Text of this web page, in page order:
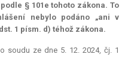
§ 101e tohoto zákona. To
nebylo podáno „ani v
1 písm. d) téhož zákona.
soudu ze dne 5. 12. 2024, čj. 1